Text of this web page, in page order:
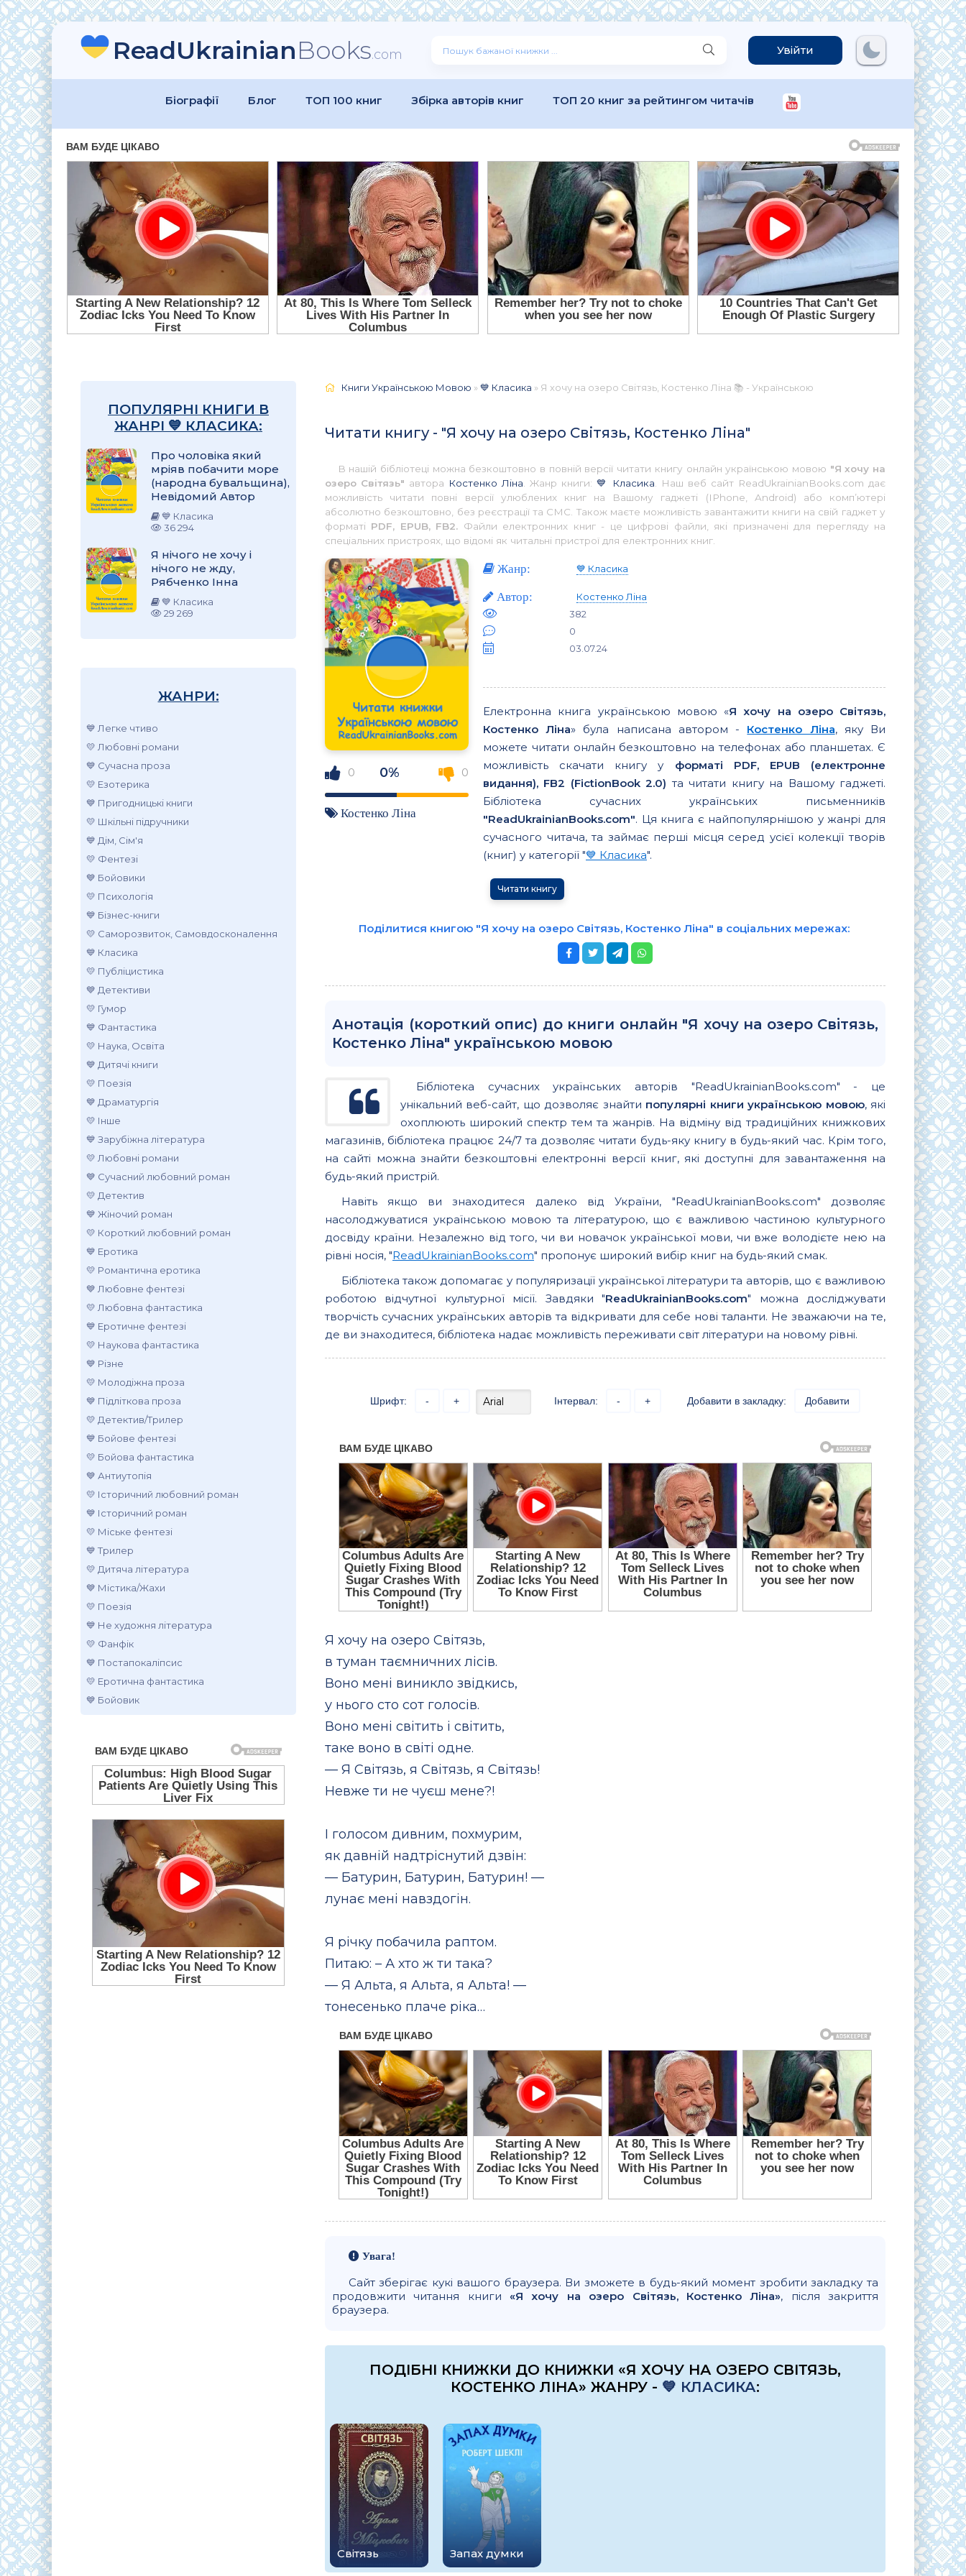
ReadUkrainianBooks.com Увійти
Біографії Блог ТОП 100 книг Збірка авторів книг ТОП 20 книг за рейтингом читачів
ПОПУЛЯРНІ КНИГИ В
ЖАНРІ 💙 КЛАСИКА:
Про чоловіка який
мріяв побачити море
(народна бувальщина),
Невідомий Автор
💙 Класика
36 294
Я нічого не хочу і
нічого не жду,
Рябченко Інна
💙 Класика
29 269
ЖАНРИ:
💙 Легке чтиво
💛 Любовні романи
💙 Сучасна проза
💛 Езотерика
💙 Пригодницькі книги
💛 Шкільні підручники
💙 Дім, Сім'я
💛 Фентезі
💙 Бойовики
💛 Психологія
💙 Бізнес-книги
💛 Саморозвиток, Самовдосконалення
💙 Класика
💛 Публіцистика
💙 Детективи
💛 Гумор
💙 Фантастика
💛 Наука, Освіта
💙 Дитячі книги
💛 Поезія
💙 Драматургія
💛 Інше
💙 Зарубіжна література
💛 Любовні романи
💙 Сучасний любовний роман
💛 Детектив
💙 Жіночий роман
💛 Короткий любовний роман
💙 Еротика
💛 Романтична еротика
💙 Любовне фентезі
💛 Любовна фантастика
💙 Еротичне фентезі
💛 Наукова фантастика
💙 Різне
💛 Молодіжна проза
💙 Підліткова проза
💛 Детектив/Трилер
💙 Бойове фентезі
💛 Бойова фантастика
💙 Антиутопія
💛 Історичний любовний роман
💙 Історичний роман
💛 Міське фентезі
💙 Трилер
💛 Дитяча література
💙 Містика/Жахи
💛 Поезія
💙 Не художня література
💛 Фанфік
💙 Постапокаліпсис
💛 Еротична фантастика
💙 Бойовик
Книги Українською Мовою »💙 Класика » Я хочу на озеро Світязь, Костенко Ліна 📚 - Українською
Читати книгу - "Я хочу на озеро Світязь, Костенко Ліна"
В нашій бібліотеці можна безкоштовно в повній версії читати книгу онлайн українською мовою "Я хочу на
озеро Світязь" автора Костенко Ліна . Жанр книги: 💙 Класика . Наш веб сайт ReadUkrainianBooks.com дає
можливість читати повні версії улюблених книг на Вашому гаджеті (IPhone, Android) або комп’ютері
абсолютно безкоштовно, без реєстрації та СМС. Також маєте можливість завантажити книги на свій гаджет у
форматі PDF, EPUB, FB2. Файли електронних книг - це цифрові файли, які призначені для перегляду на
спеціальних пристроях, що відомі як читальні пристрої для електронних книг.
0 0% 0
Костенко Ліна
Жанр: 💙 Класика
Автор:
Костенко Ліна
382
0
03.07.24
Електронна книга українською мовою «Я хочу на озеро Світязь,
Костенко Ліна» була написана автором - Костенко Ліна, яку Ви
можете читати онлайн безкоштовно на телефонах або планшетах. Є
можливість скачати книгу у форматі PDF, EPUB (електронне
видання), FB2 (FictionBook 2.0) та читати книгу на Вашому гаджеті.
Бібліотека сучасних українських письменників
"ReadUkrainianBooks.com". Ця книга є найпопулярнішою у жанрі для
сучасного читача, та займає перші місця серед усієї колекції творів
(книг) у категорії "💙 Класика".
Читати книгу
Поділитися книгою "Я хочу на озеро Світязь, Костенко Ліна" в соціальних мережах:
Анотація (короткий опис) до книги онлайн "Я хочу на озеро Світязь,
Костенко Ліна" українською мовою
Бібліотека сучасних українських авторів "ReadUkrainianBooks.com" - це
унікальний веб-сайт, що дозволяє знайти популярні книги українською мовою, які
охоплюють широкий спектр тем та жанрів. На відміну від традиційних книжкових
магазинів, бібліотека працює 24/7 та дозволяє читати будь-яку книгу в будь-який час. Крім того,
на сайті можна знайти безкоштовні електронні версії книг, які доступні для завантаження на
будь-який пристрій.
Навіть якщо ви знаходитеся далеко від України, "ReadUkrainianBooks.com" дозволяє
насолоджуватися українською мовою та літературою, що є важливою частиною культурного
досвіду країни. Незалежно від того, чи ви новачок української мови, чи вже володієте нею на
рівні носія, "ReadUkrainianBooks.com" пропонує широкий вибір книг на будь-який смак.
Бібліотека також допомагає у популяризації української літератури та авторів, що є важливою
роботою відчутної культурної місії. Завдяки "ReadUkrainianBooks.com" можна досліджувати
творчість сучасних українських авторів та відкривати для себе нові таланти. Не зважаючи на те,
де ви знаходитеся, бібліотека надає можливість переживати світ літератури на новому рівні.
Шрифт: - + Інтервал: - + Добавити в закладку: Добавити
Я хочу на озеро Світязь,
в туман таємничних лісів.
Воно мені виникло звідкись,
у нього сто сот голосів.
Воно мені світить і світить,
таке воно в світі одне.
— Я Світязь, я Світязь, я Світязь!
Невже ти не чуєш мене?!
І голосом дивним, похмурим,
як давній надтріснутий дзвін:
— Батурин, Батурин, Батурин! —
лунає мені навздогін.
Я річку побачила раптом.
Питаю: – А хто ж ти така?
— Я Альта, я Альта, я Альта! —
тонесенько плаче ріка…
Увага!
Сайт зберігає кукі вашого браузера. Ви зможете в будь-який момент зробити закладку та
продовжити читання книги «Я хочу на озеро Світязь, Костенко Ліна», після закриття
браузера.
ПОДІБНІ КНИЖКИ ДО КНИЖКИ «Я ХОЧУ НА ОЗЕРО СВІТЯЗЬ,
КОСТЕНКО ЛІНА» ЖАНРУ - 💙 КЛАСИКА:
Світязь Запах думки